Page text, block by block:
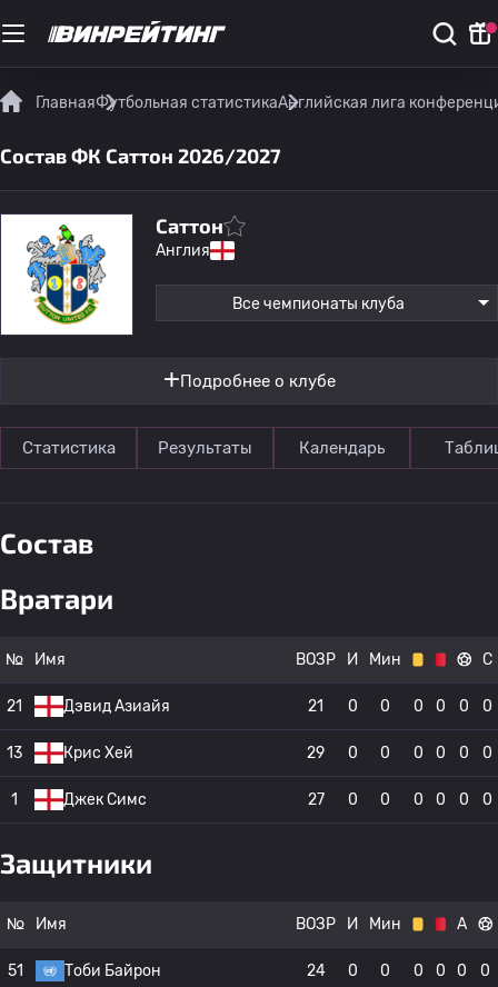
ГлавнаяФутбольная статистикаАнглийская лига
Состав ФК Саттон 2026/2027
Саттон
Англия
Все чемпионаты клуба
Подробнее о клубе
Статистика Результаты Календарь
Состав
Вратари
№ Имя ВОЗР И Мин С
21 Дэвид Азиайя 21 0 0 0 0 0 0
13 Крис Хей 29 0 0 0 0 0 0
1 Джек Симс 27 0 0 0 0 0 0
Защитники
№ Имя ВОЗР И Мин А
51 Тоби Байрон 24 0 0 0 0 0 0